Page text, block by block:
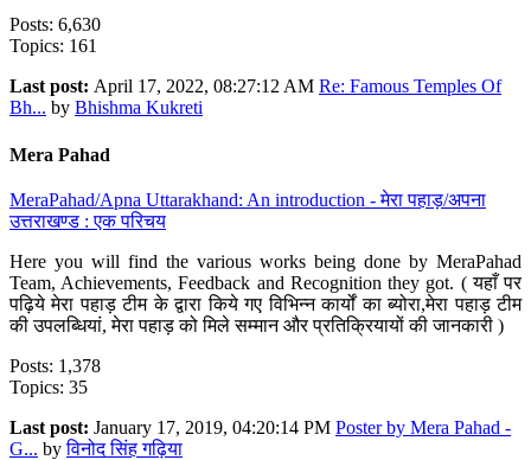
Posts: 6,630
Topics: 161
Last post: April 17, 2022, 08:27:12 AM Re: Famous Temples Of
Bh... by Bhishma Kukreti
Mera Pahad
MeraPahad/Apna Uttarakhand: An introduction - मेरा पहाड़/अपना
उत्तराखण्ड : एक परिचय
Here you will find the various works being done by MeraPahad
Team, Achievements, Feedback and Recognition they got. ( यहाँ पर
पढ़िये मेरा पहाड़ टीम के द्वारा किये गए विभिन्न कार्यों का ब्योरा,मेरा पहाड़ टीम
की उपलब्धियां, मेरा पहाड़ को मिले सम्मान और प्रतिक्रियायों की जानकारी )
Posts: 1,378
Topics: 35
Last post: January 17, 2019, 04:20:14 PM Poster by Mera Pahad -
G... byविनोद सिंह गढ़िया